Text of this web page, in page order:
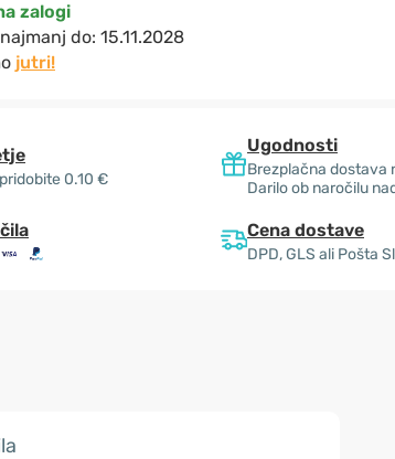
zalogi
do: 15.11.2028
jutri!
0.10 €
Ugodnosti
Brezplačna dostava
Darilo ob naročilu
Cena dostave
DPD, GLS ali Pošta